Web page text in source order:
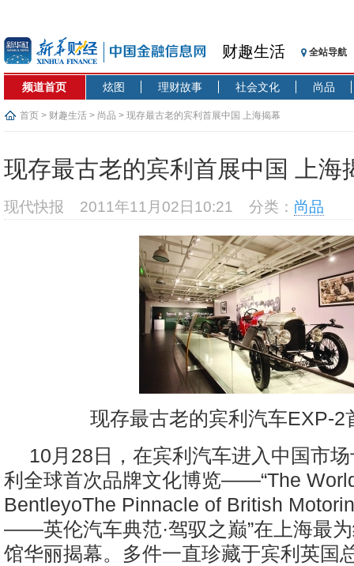
财趣生活 全站导航
频道首页 炫图 理财故事 社会文化 尚品
首页 > 财趣生活 > 尚品 > 现存最古老的宾利首展中国 上海揭幕
现存最古老的宾利首展中国 上海
现代快报 2011年11月02日10:21 分类： 尚品
现存最古老的宾利汽车EXP-2
10月28日，在宾利汽车进入中国市
利全球首次品牌文化博览——“The
BentleyoThe Pinnacle of British
——英伦汽车典范·驾驭之巅”在上海最
馆华丽揭幕。多件一直珍藏于宾利英国